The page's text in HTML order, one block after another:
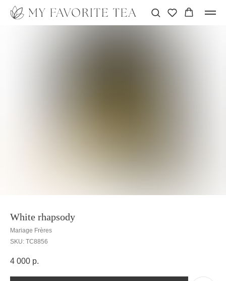
White rhapsody
Mariage Frères
SKU: TC8856
4 000 р.